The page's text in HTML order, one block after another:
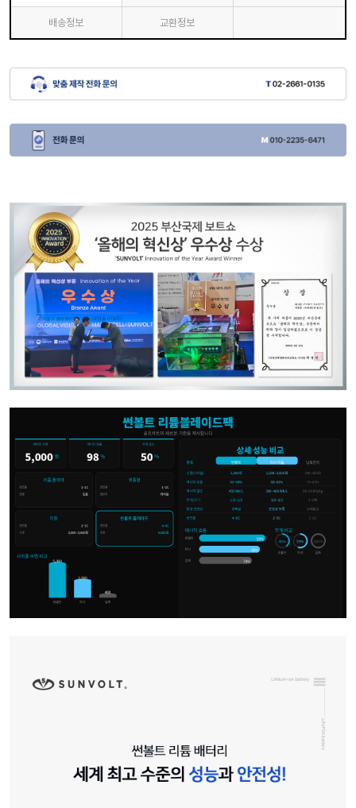
배송정보 교환정보